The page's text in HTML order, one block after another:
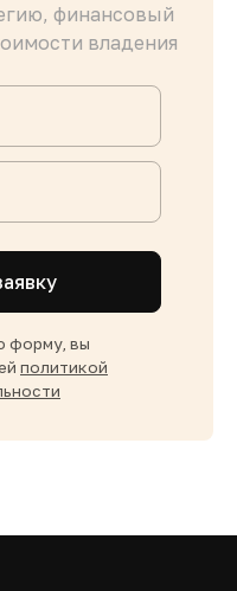
финансовый
владения
форму, вы
политикой